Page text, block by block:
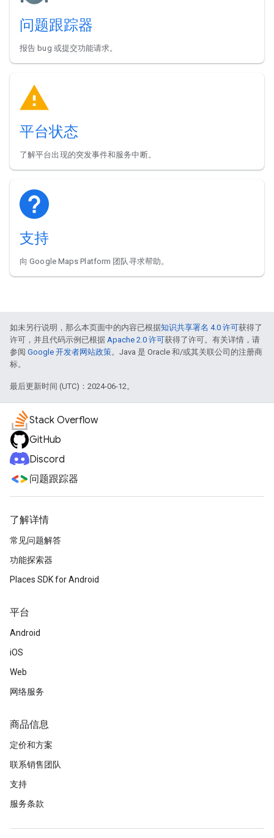
问题跟踪器
报告 bug 或提交功能请求。
平台状态
了解平台出现的突发事件和服务中断。
支持
向 Google Maps Platform 团队寻求帮助。
如未另行说明，那么本页面中的内容已根据知识共享署名 4.0 许可获得了
许可，并且代码示例已根据 Apache 2.0 许可获得了许可。有关详情，请
参阅 Google 开发者网站政策。Java 是 Oracle 和/或其关联公司的注册商
标。
最后更新时间 (UTC)：2024-06-12。
Stack Overflow
GitHub
Discord
问题跟踪器
了解详情
常见问题解答
功能探索器
Places SDK for Android
平台
Android
iOS
Web
网络服务
商品信息
定价和方案
联系销售团队
支持
服务条款